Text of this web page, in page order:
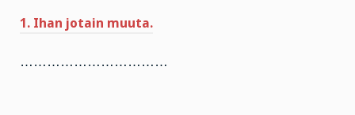
1. Ihan jotain muuta.
……………………………